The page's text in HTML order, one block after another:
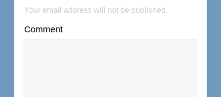
Your email address will not be published.
Comment